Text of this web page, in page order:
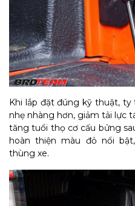
Khi lắp đặt đúng kỹ thuật,
nhẹ nhàng hơn, giảm tải lực
tăng tuổi thọ cơ cấu bửng
hoàn thiện màu đỏ nổi
thùng xe.